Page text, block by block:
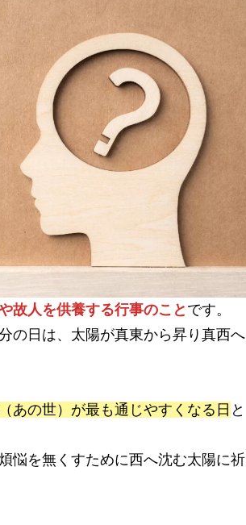
故人を供養する行事のこと です。
の日は、太陽が真東から昇り真西へ
あの世）が最も通じやすくなる日 と
悩を無くすために西へ沈む太陽に祈